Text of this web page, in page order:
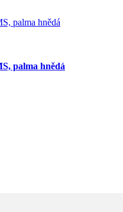
palma hnědá